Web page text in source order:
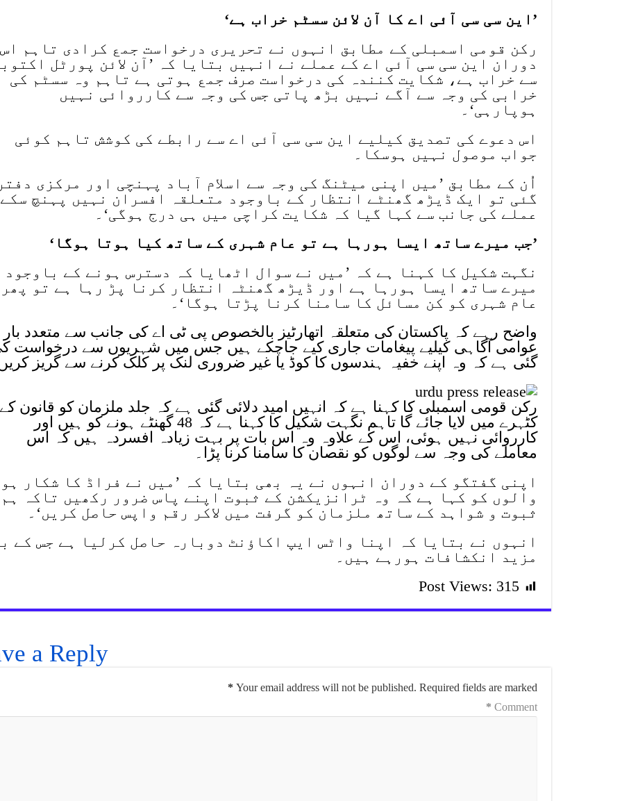
’این سی سی آئی اے کا آن لائن سسٹم خراب ہے‘
رکن قومی اسمبلی کے مطابق انہوں نے تحریری درخواست جمع کرادی تاہم اس
دوران این سی سی آئی اے کے عملے نے انہیں بتایا کہ ’آن لائن پورٹل
سے خراب ہے، شکایت کنندہ کی درخواست صرف جمع ہوتی ہے تاہم وہ سسٹم کی
خرابی کی وجہ سے آگے نہیں بڑھ پاتی جس کی وجہ سے کارروائی نہیں
ہوپارہی‘۔
اس دعوے کی تصدیق کیلیے این سی سی آئی اے سے رابطے کی کوشش تاہم کوئی
جواب موصول نہیں ہوسکا۔
اُن کے مطابق ’میں اپنی میٹنگ کی وجہ سے اسلام آباد پہنچی اور مرکزی
گئی تو ایک ڈیڑھ گھنٹے انتظار کے باوجود متعلقہ افسران نہیں پہنچ
عملے کی جانب سے کہا گیا کہ شکایت کراچی میں ہی درج ہوگی‘۔
’جب میرے ساتھ ایسا ہورہا ہے تو عام شہری کے ساتھ کیا ہوتا ہوگا‘
نگہت شکیل کا کہنا ہے کہ ’میں نے سوال اٹھایا کہ دسترس ہونے کے باوجود
میرے ساتھ ایسا ہورہا ہے اور ڈیڑھ گھنٹہ انتظار کرنا پڑ رہا ہے تو پھر
عام شہری کو کن مسائل کا سامنا کرنا پڑتا ہوگا‘۔
واضح رہے کہ پاکستان کی متعلقہ اتھارٹیز بالخصوص پی ٹی اے کی جانب سے متعدد بار
عوامی آگاہی کیلیے پیغامات جاری کیے جاچکے ہیں جس میں شہریوں سے درخواست
گئی ہے کہ وہ اپنے خفیہ ہندسوں کا کوڈ یا غیر ضروری لنک پر کلک کرنے سے گریز
رکن قومی اسمبلی کا کہنا ہے کہ انہیں امید دلائی گئی ہے کہ جلد ملزمان کو قانون کے
کٹہرے میں لایا جائے گا تاہم نگہت شکیل کا کہنا ہے کہ 48 گھنٹے ہونے کو ہیں اور
کارروائی نہیں ہوئی، اس کے علاوہ وہ اس بات پر بہت زیادہ افسردہ ہیں کہ اس
معاملے کی وجہ سے لوگوں کو نقصان کا سامنا کرنا پڑا۔
اپنی گفتگو کے دوران انہوں نے یہ بھی بتایا کہ ’میں نے فراڈ کا شکار
والوں کو کہا ہے کہ وہ ٹرانزیکشن کے ثبوت اپنے پاس ضرور رکھیں تاکہ ہم
ثبوت و شواہد کے ساتھ ملزمان کو گرفت میں لاکر رقم واپس حاصل کریں‘۔
انہوں نے بتایا کہ اپنا واٹس ایپ اکاؤنٹ دوبارہ حاصل کرلیا ہے جس کے
مزید انکشافات ہورہے ہیں۔
Post Views: 315
a Reply
Your email address will not be published. Required fields are marked
*
Comment
*